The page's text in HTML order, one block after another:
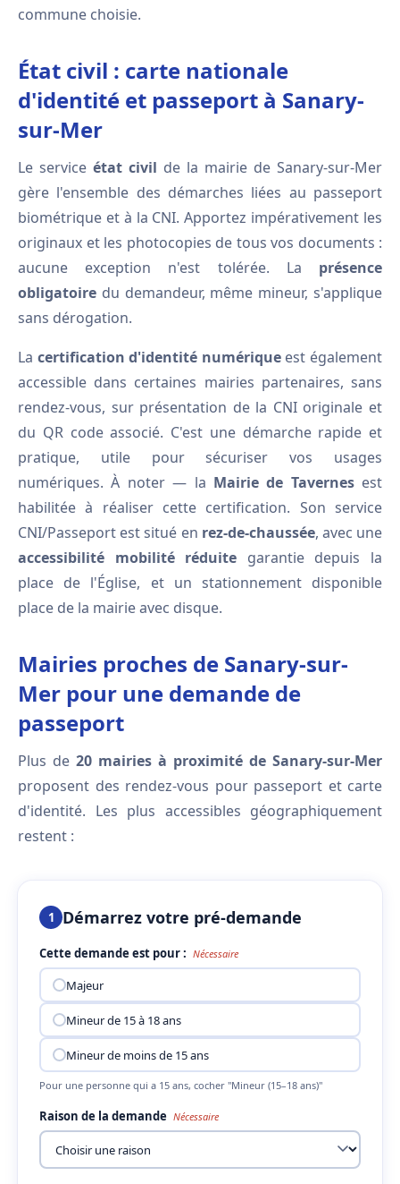
commune choisie.
État civil : carte nationale
d'identité et passeport à Sanary-
sur-Mer
Le service état civil de la mairie de Sanary-sur-Mer
gère l'ensemble des démarches liées au passeport
biométrique et à la CNI. Apportez impérativement les
originaux et les photocopies de tous vos documents :
aucune exception n'est tolérée. La présence
obligatoire du demandeur, même mineur, s'applique
sans dérogation.
La certification d'identité numériqueest également
accessible dans certaines mairies partenaires, sans
rendez-vous, sur présentation de la CNI originale et
du QR code associé. C'est une démarche rapide et
pratique, utile pour sécuriser vos usages
numériques. À noter — la Mairie de Tavernesest
habilitée à réaliser cette certification. Son service
CNI/Passeport est situé en rez-de-chaussée, avec une
accessibilité mobilité réduite garantie depuis la
place de l'Église, et un stationnement disponible
place de la mairie avec disque.
Mairies proches de Sanary-sur-
Mer pour une demande de
passeport
Plus de 20 mairies à proximité de Sanary-sur-Mer
proposent des rendez-vous pour passeport et carte
d'identité. Les plus accessibles géographiquement
restent :
1 Démarrez votre pré-demande
Cette demande est pour : Nécessaire
Majeur
Mineur de 15 à 18 ans
Mineur de moins de 15 ans
Pour une personne qui a 15 ans, cocher "Mineur (15–18 ans)"
Raison de la demande Nécessaire